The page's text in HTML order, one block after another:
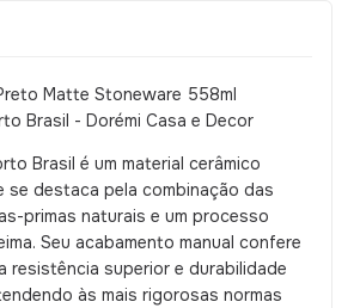
Matte Stoneware 558ml
Brasil - Dorémi Casa e Decor
Brasil é um material cerâmico
se destaca pela combinação das
primas naturais e um processo
Seu acabamento manual confere
resistência superior e durabilidade
às mais rigorosas normas